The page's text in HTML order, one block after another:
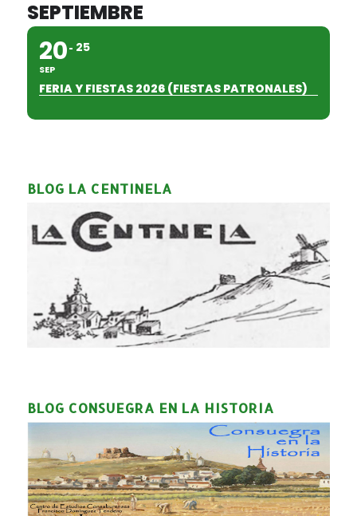
SEPTIEMBRE
20
SEP
25
FERIA Y FIESTAS 2026 (FIESTAS PATRONALES)
BLOG LA CENTINELA
BLOG CONSUEGRA EN LA HISTORIA